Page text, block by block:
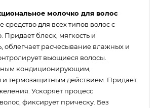
молочко для волос
средство для всех типов волос с
Придает блеск, мягкость и
облегчает расчесывание влажных и
вьющиеся волосы.
кондиционирующим,
термозащитным действием. Придает
Ускоряет процесс
фиксирует прическу. Без